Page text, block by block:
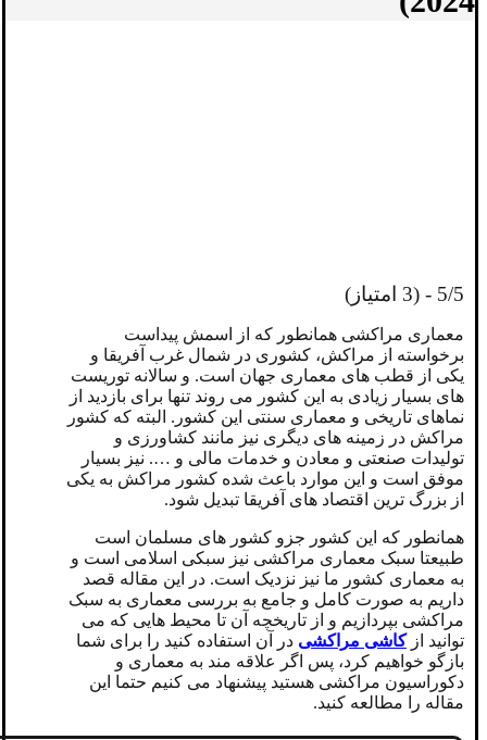
5/5 - (3 امتیاز)
معماری مراکشی همانطور که از اسمش پیداست
برخواسته از مراکش، کشوری در شمال غرب آفریقا و
یکی از قطب های معماری جهان است. و سالانه توریست
های بسیار زیادی به این کشور می روند تنها برای بازدید از
نماهای تاریخی و معماری سنتی این کشور. البته که کشور
مراکش در زمینه های دیگری نیز مانند کشاورزی و
تولیدات صنعتی و معادن و خدمات مالی و …. نیز بسیار
موفق است و این موارد باعث شده کشور مراکش به یکی
از بزرگ ترین اقتصاد های آفریقا تبدیل شود.
همانطور که این کشور جزو کشور های مسلمان است
طبیعتا سبک معماری مراکشی نیز سبکی اسلامی است و
به معماری کشور ما نیز نزدیک است. در این مقاله قصد
داریم به صورت کامل و جامع به بررسی معماری به سبک
مراکشی بپردازیم و از تاریخچه آن تا محیط هایی که می
توانید ازکاشی مراکشی در آن استفاده کنید را برای شما
بازگو خواهیم کرد، پس اگر علاقه مند به معماری و
دکوراسیون مراکشی هستید پیشنهاد می کنیم حتما این
مقاله را مطالعه کنید.